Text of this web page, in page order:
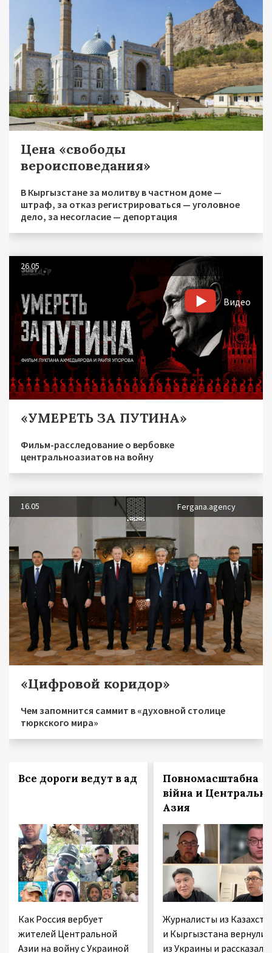
Цена «свободы
вероисповедания»
В Кыргызстане за молитву в частном доме —
штраф, за отказ регистрироваться — уголовное
дело, за несогласие — депортация
26.05
Видео
«УМЕРЕТЬ ЗА ПУТИНА»
Фильм-расследование о вербовке
центральноазиатов на войну
16.05 Fergana.agency
«Цифровой коридор»
Чем запомнится саммит в «духовной столице
тюркского мира»
Все дороги ведут в ад
Как Россия вербует
жителей Центральной
Азии на войну с Украиной
Повномасштабна
війна и
Азия
Журналисты из
и Кыргызстана
из Украины и рассказали,